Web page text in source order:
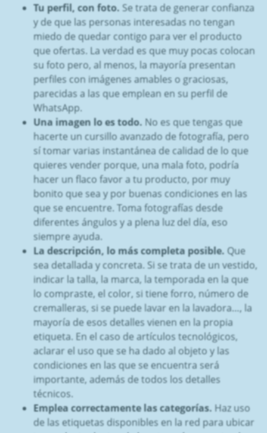
Tu perfil, con foto. Se trata de generar confianza
y de que las personas interesadas no tengan
miedo de quedar contigo para ver el producto
que ofertas. La verdad es que muy pocas colocan
su foto pero, al menos, la mayoría presentan
perfiles con imágenes amables o graciosas,
parecidas a las que emplean en su perfil de
WhatsApp.
Una imagen lo es todo. No es que tengas que
hacerte un cursillo avanzado de fotografía, pero
sí tomar varias instantánea de calidad de lo que
quieres vender porque, una mala foto, podría
hacer un flaco favor a tu producto, por muy
bonito que sea y por buenas condiciones en las
que se encuentre. Toma fotografías desde
diferentes ángulos y a plena luz del día, eso
siempre ayuda.
La descripción, lo más completa posible. Que
sea detallada y concreta. Si se trata de un vestido,
indicar la talla, la marca, la temporada en la que
lo compraste, el color, si tiene forro, número de
cremalleras, si se puede lavar en la lavadora…, la
mayoría de esos detalles vienen en la propia
etiqueta. En el caso de artículos tecnológicos,
aclarar el uso que se ha dado al objeto y las
condiciones en las que se encuentra será
importante, además de todos los detalles
técnicos.
Emplea correctamente las categorías. Haz uso
de las etiquetas disponibles en la red para ubicar